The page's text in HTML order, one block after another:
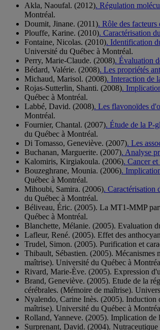
Akla, Naoufal. (2012). Régulation
Montréal.
Doumit, Jinane. (2011). Rôle des facteurs
Plouffe, Karine. (2010). Caractérisation
Fontaine, Nicolas. (2010). Identification
Université du Québec à Montréal.
Perry, Marie-Claude. (2008). Évaluation
Bédard, Valérie. (2008). Les propriétés
Michaud, Marisol. (2008). Interaction de
Rojas-Sutterlin, Shanti. (2008).
Québec à Montréal.
Labbé, David. (2008). Les flavonoïdes
Montréal.
Fournier, Chantal. (2007). Étude de la P-
du Québec à Montréal.
Di Tomasso, Geneviève. (2007). Les
Buchanan, Marguerite. (2007). Analyse
Kalomiris, Kirgiakoula. (2006). Cancer
Bouzeghrane, Mounia. (2006).
Québec à Montréal.
Mihoubi, Samira. (2006). Caractérisation
du Québec à Montréal.
Béliveau, Éric. (2005). La MT1-MMP
Québec à Montréal.
Blanchette, Mélanie. (2005). Evaluation
Lafleur, René. (2005). Effet des
Trudel, Simon. (2005). Purification et
Thibault, Sébastien. (2005). Mécanismes
maîtrise). Université du Québec à
Rivard, Marie-Ève. (2005). Expression
Brand, Geneviève. (2005). Etude de la
cérébrales. (Mémoire de maîtrise).
Nyalendo, Carine Inès. (2005). Induction
maîtrise). Université du Québec à
Rolland, Yanneve. (2005). Implication de
Surprenant, David. (2004).